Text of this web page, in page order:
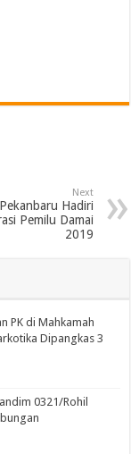
Next
Hadiri
Pemilu Damai
2019
PK di Mahkamah
Dipangkas 3
0321/Rohil